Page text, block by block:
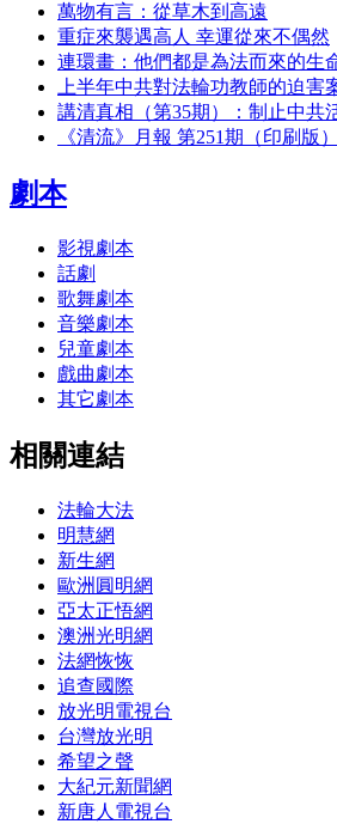
萬物有言：從草木到高遠
重症來襲遇高人 幸運從來不偶然
連環畫：他們都是為法而來的生
上半年中共對法輪功教師的迫害
講清真相（第35期）：制止中共
《清流》月報 第251期（印刷版）
劇本
影視劇本
話劇
歌舞劇本
音樂劇本
兒童劇本
戲曲劇本
其它劇本
相關連結
法輪大法
明慧網
新生網
歐洲圓明網
亞太正悟網
澳洲光明網
法網恢恢
追查國際
放光明電視台
台灣放光明
希望之聲
大紀元新聞網
新唐人電視台